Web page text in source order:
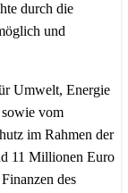
durch die
und
Umwelt, Energie
vom
im Rahmen der
11 Millionen Euro
des